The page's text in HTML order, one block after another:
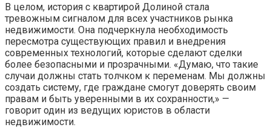
В целом, история с квартирой Долиной стала
тревожным сигналом для всех участников рынка
недвижимости. Она подчеркнула необходимость
пересмотра существующих правил и внедрения
современных технологий, которые сделают сделки
более безопасными и прозрачными. «Думаю, что такие
случаи должны стать толчком к переменам. Мы должны
создать систему, где граждане смогут доверять своим
правам и быть уверенными в их сохранности,» —
говорит один из ведущих юристов в области
недвижимости.